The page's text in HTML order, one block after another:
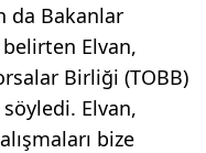
da Bakanlar
Elvan,
Birliği (TOBB)
Elvan,
bize